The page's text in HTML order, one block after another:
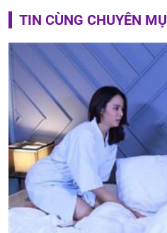
TIN CÙNG CHUYÊN